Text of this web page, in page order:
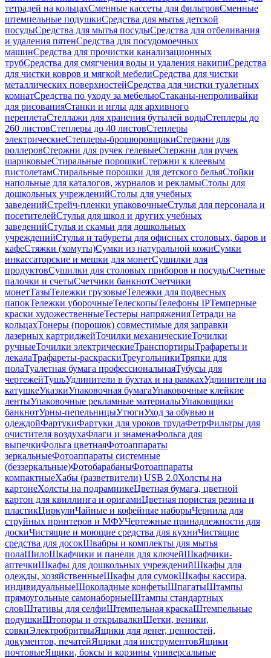
тетрадей на кольцахСменные кассеты для фильтровСменные
штемпельные подушкиСредства для мытья детской
посудыСредства для мытья посудыСредства для отбеливания
и удаления пятенСредства для посудомоечных
машинСредства для прочистки канализационных
трубСредства для смягчения воды и удаления накипиСредства
для чистки ковров и мягкой мебелиСредства для чистки
металлических поверхностейСредства для чистки туалетных
комнатСредства по уходу за мебельюСтаканы-непроливайки
для рисованияСтанки и иглы для архивного
переплетаСтеллажи для хранения бутылей водыСтеплеры до
260 листовСтеплеры до 40 листовСтеплеры
электрическиеСтеплеры-брошюровщикиСтержни для
роллеровСтержни для ручек гелевыеСтержни для ручек
шариковыеСтиральные порошкиСтержни к клеевым
пистолетамСтиральные порошки для детского бельяСтойки
напольные для каталогов, журналов и рекламыСтолы для
дошкольных учрежденийСтолы для учебных
заведенийСтрейч-пленки упаковочныеСтулья для персонала и
посетителейСтулья для школ и других учебных
заведенийСтулья и скамьи для дошкольных
учрежденийСтулья и табуреты для офисных столовых, баров и
кафеСтяжки (хомуты)Сумки из натуральной кожиСумки
инкассаторские и мешки для монетСушилки для
продуктовСушилки для столовых приборов и посудыСчетные
палочки и счетыСчетчики банкнотСчетчики
монетТазыТележки грузовыеТележки для подвесных
папокТележки уборочныеТелескопыТелефоны IPТемперные
краски художественныеТестеры напряженияТетради на
кольцахТонеры (порошок) совместимые для заправки
лазерных картриджейТочилки механическиеТочилки
ручныеТочилки электрическиеТранспортирыТрафареты и
лекалаТрафареты-раскраскиТреугольникиТряпки для
полаТуалетная бумага профессиональнаяТубусы для
чертежейТушьУдлинители в бухтах и на рамкахУдлинители на
катушкеУказкиУпаковочная бумагаУпаковочные клейкие
лентыУпаковочные рекламные материалыУпаковщики
банкнотУрны-пепельницыУтюгиУход за обувью и
одеждойФартукиФартуки для уроков трудаФетрФильтры для
очистителя воздухаФлаги и знаменаФольга для
выпечкиФольга цветнаяФотоаппараты
зеркальныеФотоаппараты системные
(беззеркальные)ФотобарабаныФотоаппараты
компактныеХабы (разветвители) USB 2.0Холсты на
картонеХолсты на подрамникеЦветная бумага, цветной
картон для квиллинга и оригамиЦветная пористая резина и
пластикЦиркулиЧайные и кофейные наборыЧернила для
струйных принтеров и МФУЧертежные принадлежности для
доскиЧистящие и моющие средства для кухниЧистящие
средства для досокШвабры и комплекты для мытья
полаШилоШкафчики и панели для ключейШкафчики-
аптечкиШкафы для дошкольных учрежденийШкафы для
одежды, хозяйственныеШкафы для сумокШкафы кассира,
индивидуальныеШоколадные конфетыШпагатыШтампы
прямоугольные самонаборныеШтампы стандартных
словШтативы для селфиШтемпельная краскаШтемпельные
подушкиШтопоры и открывалкиЩетки, веники,
совкиЭлектробритвыЯщики для денег, ценностей,
документов, печатейЯщики для инструментовЯщики
почтовыеЯщики, боксы и корзины универсальные